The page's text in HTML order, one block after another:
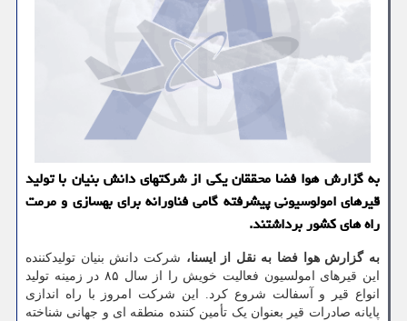
به گزارش هوا فضا محققان یکی از شرکتهای دانش بنیان با تولید
قیرهای امولوسیونی پیشرفته گامی فناورانه برای بهسازی و مرمت
راه های کشور برداشتند.
به گزارش هوا فضا به نقل از ایسنا، شرکت دانش بنیان تولیدکننده
این قیرهای امولسیون فعالیت خویش را از سال ۸۵ در زمینه تولید
انواع قیر و آسفالت شروع کرد. این شرکت امروز با راه اندازی
پایانه صادرات قیر بعنوان یک تأمین کننده منطقه ای و جهانی شناخته